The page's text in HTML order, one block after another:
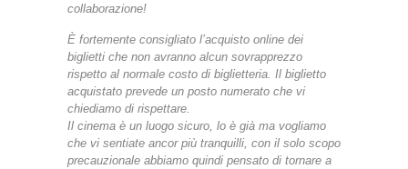
collaborazione!
È fortemente consigliato l’acquisto online dei
biglietti che non avranno alcun sovrapprezzo
rispetto al normale costo di biglietteria. Il biglietto
acquistato prevede un posto numerato che vi
chiediamo di rispettare.
Il cinema è un luogo sicuro, lo è già ma vogliamo
che vi sentiate ancor più tranquilli, con il solo scopo
precauzionale abbiamo quindi pensato di tornare a